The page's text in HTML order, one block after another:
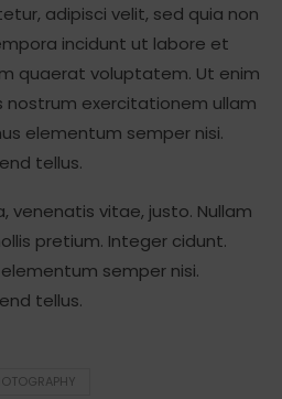
adipisci velit, sed quia non
incidunt ut labore et
quaerat voluptatem. Ut enim
nostrum exercitationem ullam
elementum semper nisi.
tellus.
venenatis vitae, justo. Nullam
pretium. Integer cidunt.
semper nisi.
tellus.